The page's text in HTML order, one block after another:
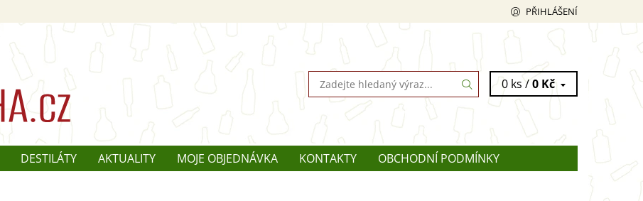
PŘIHLÁŠENÍ
0 ks /0 Kč
DESTILÁTY AKTUALITY MOJE OBJEDNÁVKA KONTAKTY
OBCHODNÍ PODMÍNKY